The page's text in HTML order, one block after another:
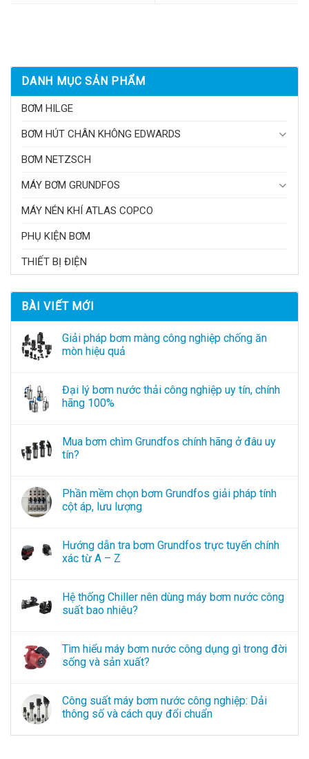
DANH MỤC SẢN PHẨM
BƠM HILGE
BƠM HÚT CHÂN KHÔNG EDWARDS
BƠM NETZSCH
MÁY BƠM GRUNDFOS
MÁY NÉN KHÍ ATLAS COPCO
PHỤ KIỆN BƠM
THIẾT BỊ ĐIỆN
BÀI VIẾT MỚI
Giải pháp bơm màng công nghiệp chống ăn
mòn hiệu quả
Đại lý bơm nước thải công nghiệp uy tín, chính
hãng 100%
Mua bơm chìm Grundfos chính hãng ở đâu uy
tín?
Phần mềm chọn bơm Grundfos giải pháp tính
cột áp, lưu lượng
Hướng dẫn tra bơm Grundfos trực tuyến chính
xác từ A – Z
Hệ thống Chiller nên dùng máy bơm nước công
suất bao nhiêu?
Tìm hiểu máy bơm nước công dụng gì trong đời
sống và sản xuất?
Công suất máy bơm nước công nghiệp: Dải
thông số và cách quy đổi chuẩn